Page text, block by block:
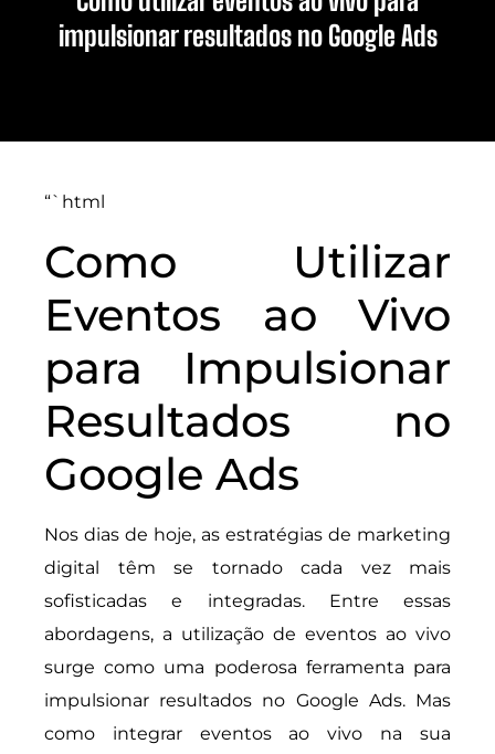
impulsionar resultados no Google Ads
“`html
Como Utilizar
Eventos ao Vivo
para Impulsionar
Resultados no
Google Ads
Nos dias de hoje, as estratégias de marketing
digital têm se tornado cada vez mais
sofisticadas e integradas. Entre essas
abordagens, a utilização de eventos ao vivo
surge como uma poderosa ferramenta para
impulsionar resultados no Google Ads. Mas
como integrar eventos ao vivo na sua